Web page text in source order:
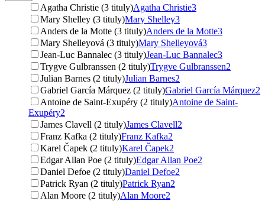
Agatha Christie (3 tituly)Agatha Christie3
Mary Shelley (3 tituly)Mary Shelley3
Anders de la Motte (3 tituly)Anders de la Motte3
Mary Shelleyová (3 tituly)Mary Shelleyová3
Jean-Luc Bannalec (3 tituly)Jean-Luc Bannalec3
Trygve Gulbranssen (2 tituly)Trygve Gulbranssen2
Julian Barnes (2 tituly)Julian Barnes2
Gabriel García Márquez (2 tituly)Gabriel García Márquez2
Antoine de Saint-Exupéry (2 tituly)Antoine de Saint-
Exupéry2
James Clavell (2 tituly)James Clavell2
Franz Kafka (2 tituly)Franz Kafka2
Karel Čapek (2 tituly)Karel Čapek2
Edgar Allan Poe (2 tituly)Edgar Allan Poe2
Daniel Defoe (2 tituly)Daniel Defoe2
Patrick Ryan (2 tituly)Patrick Ryan2
Alan Moore (2 tituly)Alan Moore2